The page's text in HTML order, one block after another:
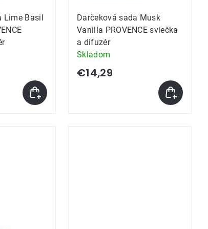
Lime Basil
Darčeková sada Musk
Vanilla PROVENCE sviečka
a difuzér
Skladom
€14,29